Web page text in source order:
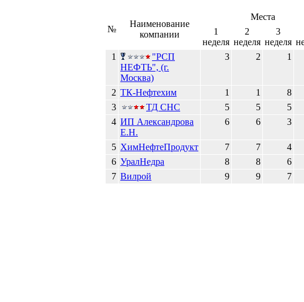
№
Наименование
компании
Места
1
неделя
2
неделя
3
неделя
1
"РСП
НЕФТЬ", (г.
Москва)
3 2 1
2 ТК-Нефтехим 1 1 8
3
ТД СНС 5 5 5
4 ИП Александрова
Е.Н.
6 6 3
5 ХимНефтеПродукт 7 7 4
6 УралНедра 8 8 6
7 Вилрой 9 9 7